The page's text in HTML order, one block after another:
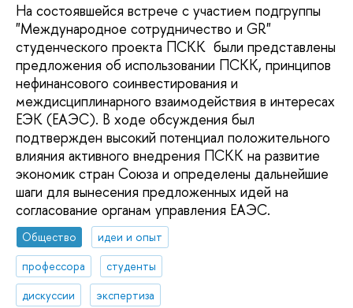
На состоявшейся встрече с участием подгруппы
"Международное сотрудничество и GR"
студенческого проекта ПСКК были представлены
предложения об использовании ПСКК, принципов
нефинансового соинвестирования и
междисциплинарного взаимодействия в интересах
ЕЭК (ЕАЭС). В ходе обсуждения был
подтвержден высокий потенциал положительного
влияния активного внедрения ПСКК на развитие
экономик стран Союза и определены дальнейшие
шаги для вынесения предложенных идей на
согласование органам управления ЕАЭС.
Общество
идеи и опыт
профессора
студенты
дискуссии
экспертиза